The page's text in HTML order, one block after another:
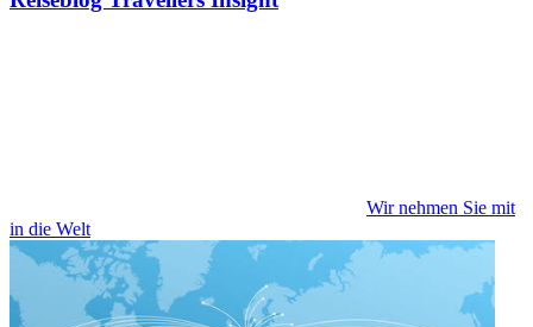
Wir nehmen Sie mit
in die Welt